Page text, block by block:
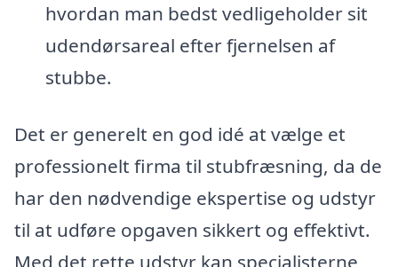
hvordan man bedst vedligeholder sit
udendørsareal efter fjernelsen af
stubbe.
Det er generelt en god idé at vælge et
professionelt firma til stubfræsning, da de
har den nødvendige ekspertise og udstyr
til at udføre opgaven sikkert og effektivt.
Med det rette udstyr kan specialisterne